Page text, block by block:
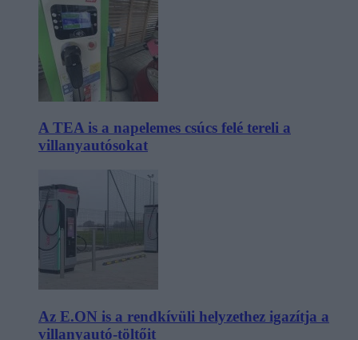
A TEA is a napelemes csúcs felé tereli a
villanyautósokat
Az E.ON is a rendkívüli helyzethez igazítja a
villanyautó-töltőit